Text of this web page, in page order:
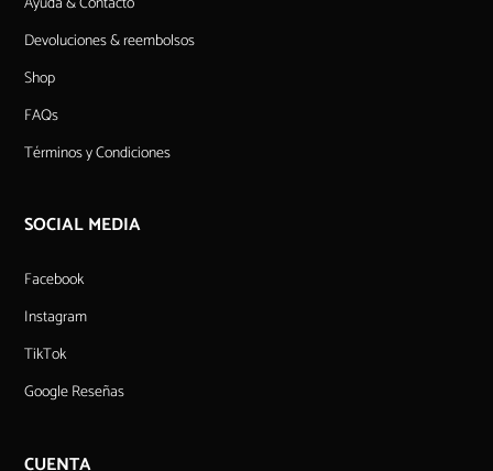
Devoluciones & reembolsos
Shop
FAQs
Términos y Condiciones
SOCIAL MEDIA
Facebook
Instagram
TikTok
Google Reseñas
CUENTA